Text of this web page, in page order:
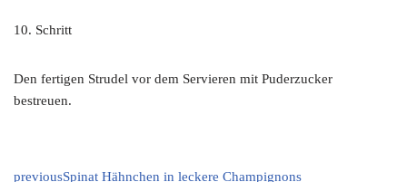
10. Schritt
Den fertigen Strudel vor dem Servieren mit Puderzucker
bestreuen.
previousSpinat Hähnchen in leckere Champignons